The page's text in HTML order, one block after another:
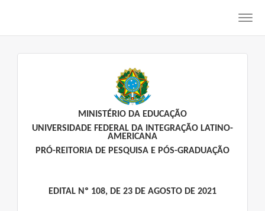
MINISTÉRIO DA EDUCAÇÃO
UNIVERSIDADE FEDERAL DA INTEGRAÇÃO LATINO-
AMERICANA
PRÓ-REITORIA DE PESQUISA E PÓS-GRADUAÇÃO
EDITAL Nº 108, DE 23 DE AGOSTO DE 2021